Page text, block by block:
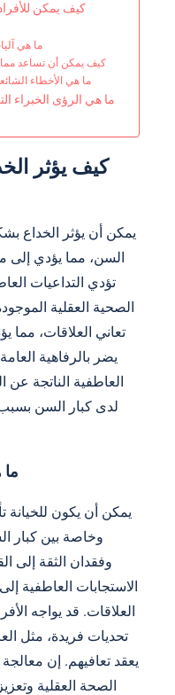
كيف يمكن
ما هي
كيف يمكن أن تساعد
ما هي الأخطاء
ما هي الرؤى الخبراء
كيف يؤثر
يمكن أن يؤثر الخداع
السن، مما يؤدي إلى
تؤدي التداعيات
الصحية العقلية
تعاني العلاقات، مما
يضر بالرفاهية
العاطفية الناتجة
لدى كبار السن
ما
يمكن أن يكون للخيانة
وخاصة بين كبار
وفقدان الثقة إلى
الاستجابات العاطفية
تحديات فريدة، مثل
يعقد تعافيهم. إن
الصحة العقلية